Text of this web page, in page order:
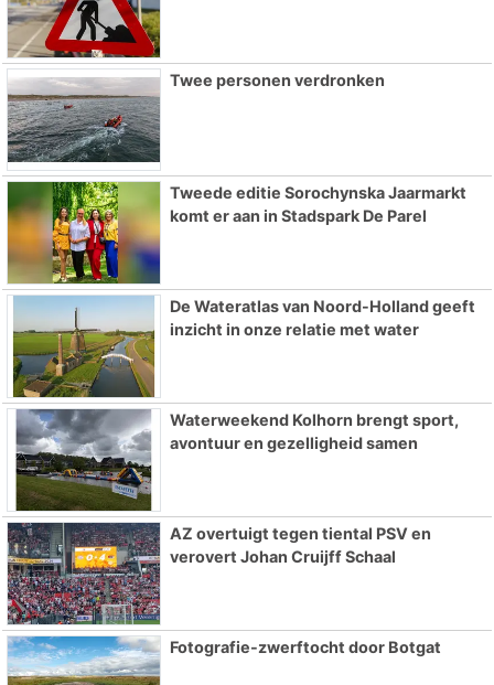
Twee personen verdronken
Tweede editie Sorochynska Jaarmarkt
komt er aan in Stadspark De Parel
De Wateratlas van Noord-Holland geeft
inzicht in onze relatie met water
Waterweekend Kolhorn brengt sport,
avontuur en gezelligheid samen
AZ overtuigt tegen tiental PSV en
verovert Johan Cruijff Schaal
Fotografie-zwerftocht door Botgat